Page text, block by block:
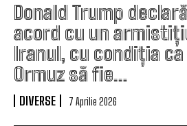
Donald Trump
acord cu un
Iranul, cu condiția
Ormuz să fie…
DIVERSE 7 Aprilie 2026